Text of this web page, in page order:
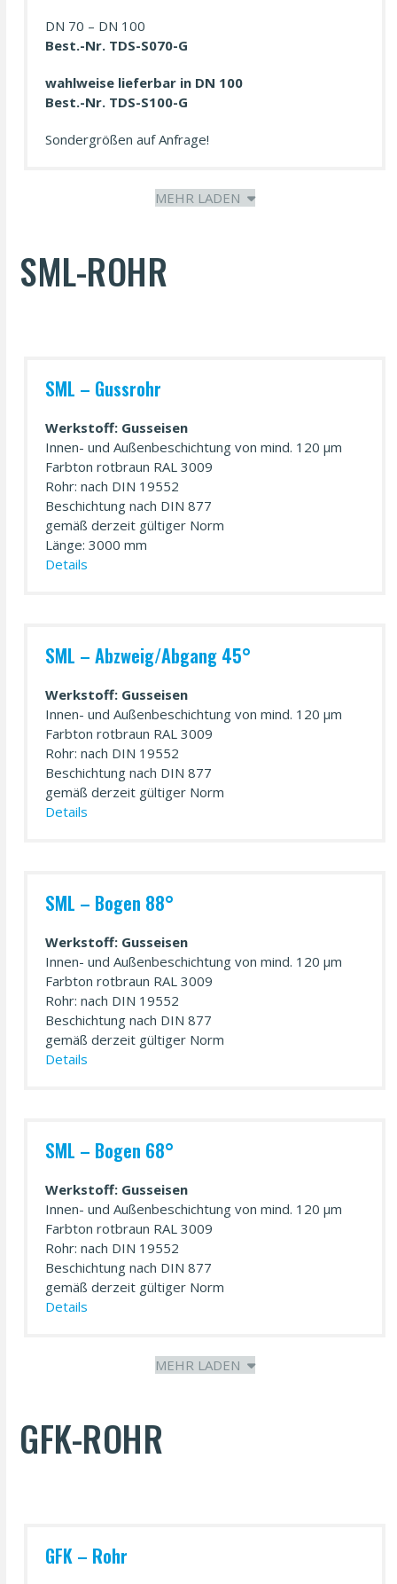
DN 70 – DN 100
Best.-Nr. TDS-S070-G
wahl­weise lieferbar in DN 100
Best.-Nr. TDS-S100-G
Sondergrößen auf Anfrage!
MEHR LADEN
SML-ROHR
SML – Gussrohr
Werkstoff: Gusseisen
Innen- und Außen­beschichtung von mind. 120 µm
Farbton rotbraun RAL 3009
Rohr: nach DIN 19552
Beschichtung nach DIN 877
gemäß derzeit gültiger Norm
Länge: 3000 mm
Details
SML – Abzweig/­Abgang 45°
Werkstoff: Gusseisen
Innen- und Außen­beschichtung von mind. 120 µm
Farbton rotbraun RAL 3009
Rohr: nach DIN 19552
Beschichtung nach DIN 877
gemäß derzeit gültiger Norm
Details
SML – Bogen 88°
Werkstoff: Gusseisen
Innen- und Außen­beschichtung von mind. 120 µm
Farbton rotbraun RAL 3009
Rohr: nach DIN 19552
Beschichtung nach DIN 877
gemäß derzeit gültiger Norm
Details
SML – Bogen 68°
Werkstoff: Gusseisen
Innen- und Außen­beschichtung von mind. 120 µm
Farbton rotbraun RAL 3009
Rohr: nach DIN 19552
Beschichtung nach DIN 877
gemäß derzeit gültiger Norm
Details
MEHR LADEN
GFK-ROHR
GFK – Rohr